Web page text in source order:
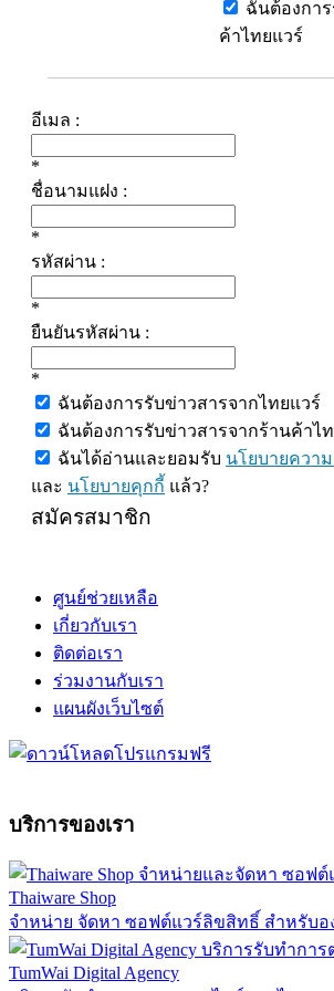
ฉันต้องกา
ค้าไทยแวร์
อีเมล :
*
ชื่อนามแฝง :
*
รหัสผ่าน :
*
ยืนยันรหัสผ่าน :
*
ฉันต้องการรับข่าวสารจากไทยแวร์
ฉันต้องการรับข่าวสารจากร้านค้าไ
ฉันได้อ่านและยอมรับ นโยบายควา
และ นโยบายคุกกี้ แล้ว?
สมัครสมาชิก
ศูนย์ช่วยเหลือ
เกี่ยวกับเรา
ติดต่อเรา
ร่วมงานกับเรา
แผนผังเว็บไซต์
บริการของเรา
Thaiware Shop
จำหน่าย จัดหา ซอฟต์แวร์ลิขสิทธิ์ สำหรับอ
TumWai Digital Agency